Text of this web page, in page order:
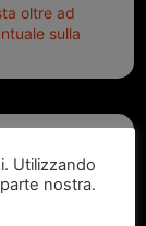
oltre ad
sulla
Utilizzando
nostra.